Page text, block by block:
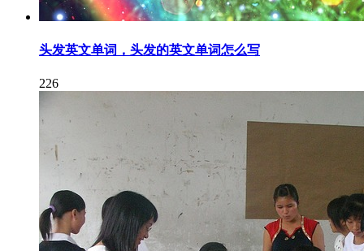
头发英文单词，头发的英文单词怎么写
226